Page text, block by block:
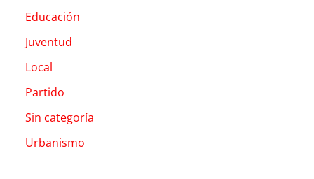
Educación
Juventud
Local
Partido
Sin categoría
Urbanismo